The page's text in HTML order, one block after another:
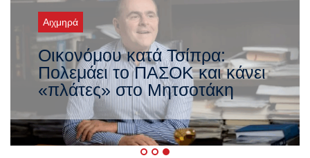
Αιχμηρά
Οικονόμου κατά Τσίπρα:
Πολεμάει το ΠΑΣΟΚ και κάνει
«πλάτες» στο Μητσοτάκη